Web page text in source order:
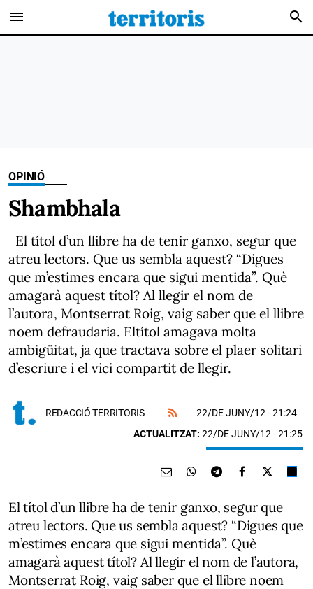
menu search
OPINIÓ
Shambhala
El títol d’un llibre ha de tenir ganxo, segur que
atreu lectors. Que us sembla aquest? “Digues
que m’estimes encara que sigui mentida”. Què
amagarà aquest títol? Al llegir el nom de
l’autora, Montserrat Roig, vaig saber que el llibre
noem defraudaria. Eltítol amagava molta
ambigüitat, ja que tractava sobre el plaer solitari
d’escriure i el vici compartit de llegir.
REDACCIÓ TERRITORIS 22/DE JUNY/12 - 21:24
ACTUALITZAT: 22/DE JUNY/12 - 21:25
El títol d’un llibre ha de tenir ganxo, segur que
atreu lectors. Que us sembla aquest? “Digues que
m’estimes encara que sigui mentida”. Què
amagarà aquest títol? Al llegir el nom de l’autora,
Montserrat Roig, vaig saber que el llibre noem